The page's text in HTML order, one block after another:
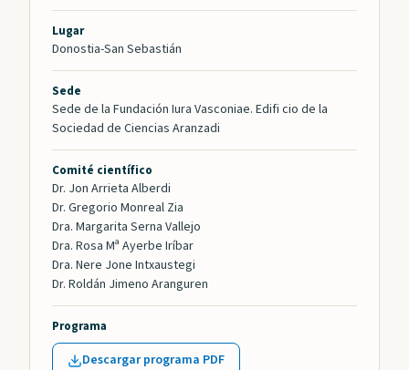
Lugar
Donostia-San Sebastián
Sede
Sede de la Fundación Iura Vasconiae. Edifi cio de la
Sociedad de Ciencias Aranzadi
Comité científico
Dr. Jon Arrieta Alberdi
Dr. Gregorio Monreal Zia
Dra. Margarita Serna Vallejo
Dra. Rosa Mª Ayerbe Iríbar
Dra. Nere Jone Intxaustegi
Dr. Roldán Jimeno Aranguren
Programa
Descargar programa PDF